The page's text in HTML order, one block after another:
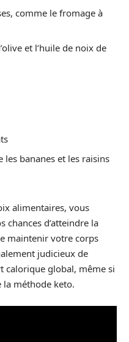
comme le fromage à
et l’huile de noix de
les bananes et les raisins
alimentaires, vous
chances d’atteindre la
maintenir votre corps
judicieux de
calorique global, même si
la méthode keto.